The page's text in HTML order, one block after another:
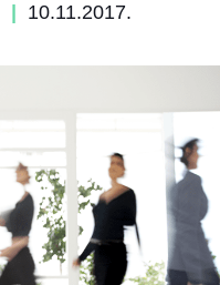
10.11.2017.